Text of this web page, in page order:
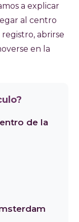
a explicar
al centro
abrirse
en la
de la